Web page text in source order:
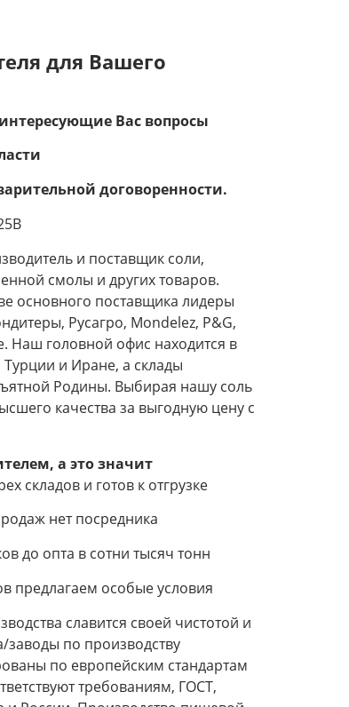
для Вашего
Вас вопросы
договоренности.
и поставщик соли,
смолы и других товаров.
основного поставщика лидеры
Русагро, Mondelez, P&G,
Наш головной офис находится в
Турции и Иране, а склады
Родины. Выбирая нашу соль
качества за выгодную цену с
а это значит
складов и готов к отгрузке
нет посредника
до опта в сотни тысяч тонн
предлагаем особые условия
славится своей чистотой и
заводы по производству
по европейским стандартам
требованиям, ГОСТ,